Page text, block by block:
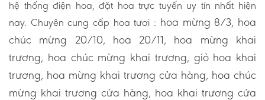
hệ thống điện hoa, đặt hoa trực tuyến uy tín nhất hiện
nay. Chuyên cung cấp hoa tươi : hoa mừng 8/3, hoa
chúc mừng 20/10, hoa 20/11, hoa mừng khai
trương, hoa chúc mừng khai trương, giỏ hoa khai
trương, hoa mừng khai trương cửa hàng, hoa chúc
mừng khai trương cửa hàng, hoa khai trương cửa